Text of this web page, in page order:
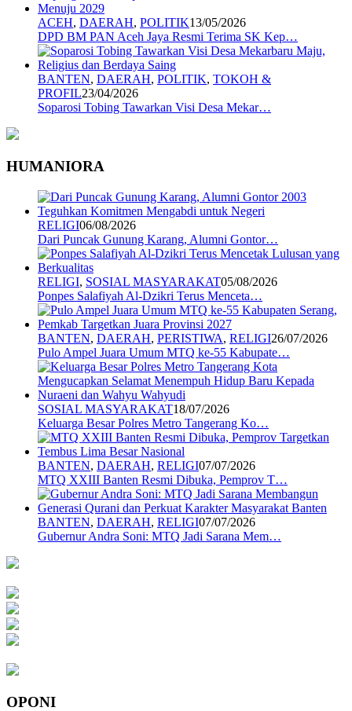
ACEH, DAERAH, POLITIK13/05/2026
DPD BM PAN Aceh Jaya Resmi Terima SK Kep…
BANTEN, DAERAH, POLITIK, TOKOH &
PROFIL23/04/2026
Soparosi Tobing Tawarkan Visi Desa Mekar…
HUMANIORA
RELIGI06/08/2026
Dari Puncak Gunung Karang, Alumni Gontor…
RELIGI, SOSIAL MASYARAKAT05/08/2026
Ponpes Salafiyah Al-Dzikri Terus Menceta…
BANTEN, DAERAH, PERISTIWA, RELIGI26/07/2026
Pulo Ampel Juara Umum MTQ ke-55 Kabupate…
SOSIAL MASYARAKAT18/07/2026
Keluarga Besar Polres Metro Tangerang Ko…
BANTEN, DAERAH, RELIGI07/07/2026
MTQ XXIII Banten Resmi Dibuka, Pemprov T…
BANTEN, DAERAH, RELIGI07/07/2026
Gubernur Andra Soni: MTQ Jadi Sarana Mem…
OPONI